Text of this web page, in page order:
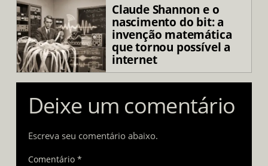
Claude Shannon e o
nascimento do bit: a
invenção matemática
que tornou possível a
internet
Deixe um comentário
Escreva seu comentário abaixo.
Comentário *